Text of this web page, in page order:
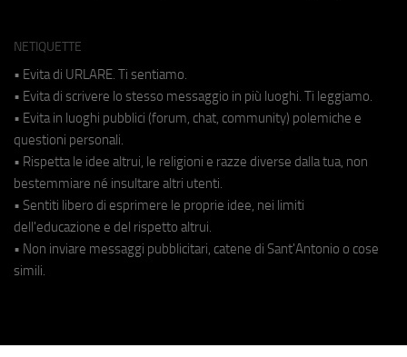
NETIQUETTE
• Evita di URLARE. Ti sentiamo.
• Evita di scrivere lo stesso messaggio in più luoghi. Ti leggiamo.
• Evita in luoghi pubblici (forum, chat, community) polemiche e
questioni personali.
• Rispetta le idee altrui, le religioni e razze diverse dalla tua, non
bestemmiare né insultare altri utenti.
• Sentiti libero di esprimere le proprie idee, nei limiti
dell'educazione e del rispetto altrui.
• Non inviare messaggi pubblicitari, catene di Sant'Antonio o cose
simili.